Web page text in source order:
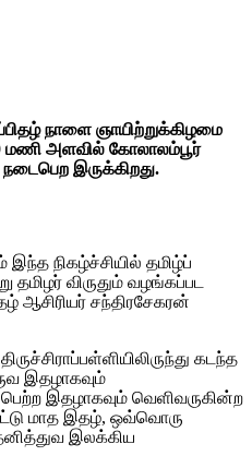
நாளை ஞாயிற்றுக்கிழமை
அளவில் கோலாலம்பூர்
இருக்கிறது.
நிகழ்ச்சியில் தமிழ்ப்
தமிழர் விருதும் வழங்கப்பட
ஆசிரியர் சந்திரசேகரன்
கடந்த
இதழாகவும்
இதழாகவும் வெளிவருகின்ற
மாத இதழ், ஒவ்வொரு
இலக்கிய